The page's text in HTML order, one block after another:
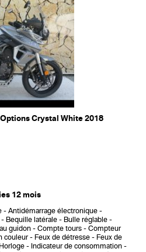
Crystal White 2018
12 mois
Antidémarrage électronique
Bequille latérale
Bulle réglable
guidon
Compte tours
Compteur
couleur Feux de détresse
Feux de
Horloge
Indicateur de consommation